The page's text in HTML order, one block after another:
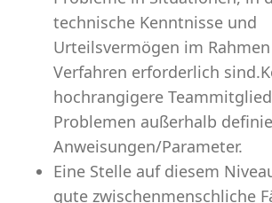
technische Kenntnisse und
Urteilsvermögen im
Verfahren erforderlich
hochrangigere
Problemen außerhalb
Anweisungen/Parameter.
Eine Stelle auf diesem
gute zwischenmenschliche